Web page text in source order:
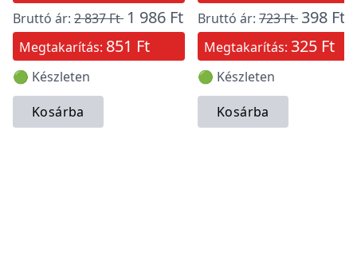
Bruttó ár: 2 837 Ft 1 986 Ft
Megtakarítás: 851 Ft
🟢 Készleten
Kosárba
Bruttó ár: 723 Ft 398 Ft
Megtakarítás: 325 Ft
🟢 Készleten
Kosárba